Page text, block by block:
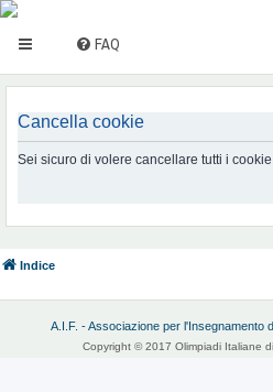
FAQ
Cancella cookie
Sei sicuro di volere cancellare tutti i
Indice
A.I.F. - Associazione per l'Insegnamento
Copyright © 2017 Olimpiadi Italiane